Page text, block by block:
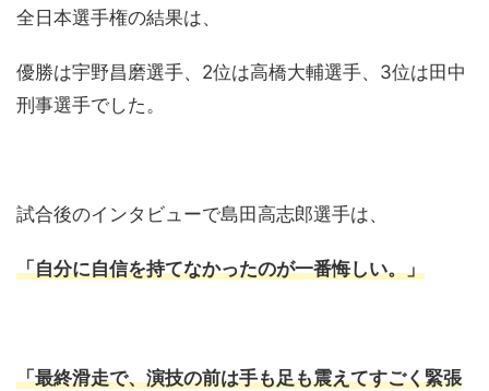
全日本選手権の結果は、
優勝は宇野昌磨選手、2位は高橋大輔選手、3位は田中
刑事選手でした。
試合後のインタビューで島田高志郎選手は、
「自分に自信を持てなかったのが一番悔しい。」
「最終滑走で、演技の前は手も足も震えてすごく緊張